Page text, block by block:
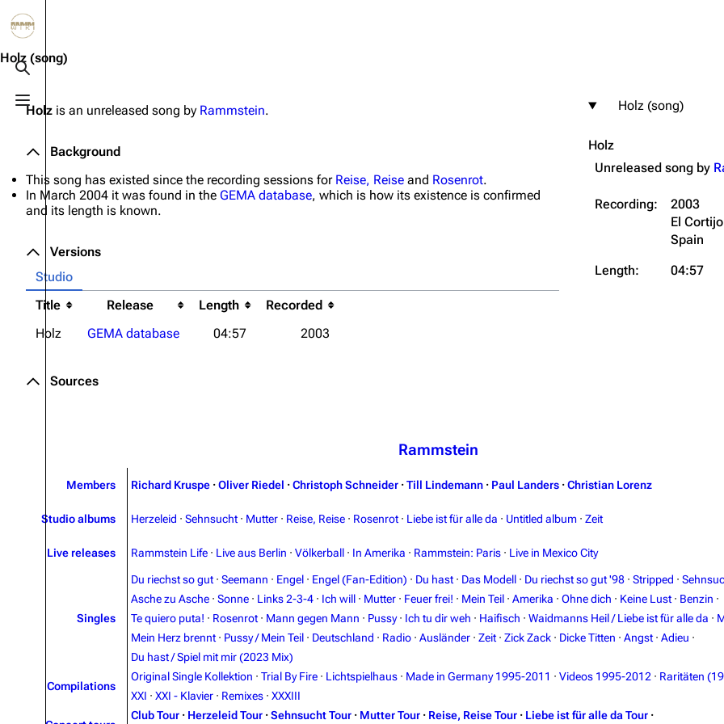
Toggle search
Toggle menu
Navigation
Main page
Blog
On this day
Rammstein
Discography
Videography
Merchandise
Discography
Videography
Discography
Videography
Merchandise
Till Lindemann
Information
Discography
Videography
Tour dates
Members
Oliver Riedel
Holz (song)
Holz (song)
Holz
Unreleased song by
Recording:
2003
El
Spain
Length:
04:57
Holz is an unreleased song by Rammstein.
Background
This song has existed since the recording sessions for Reise, Reise and Rosenrot.
In March 2004 it was found in the GEMA database, which is how its existence is confirmed
and its length is known.
Versions
Studio
Title
Release Length
Recorded
Holz
GEMA database 04:57 2003
Sources
Rammstein
Members Richard Kruspe · Oliver Riedel · Christoph Schneider · Till Lindemann · Paul Landers · Christian Lorenz
Studio albums Herzeleid · Sehnsucht · Mutter · Reise, Reise · Rosenrot · Liebe ist für alle da · Untitled album · Zeit
Live releases Rammstein Life · Live aus Berlin · Völkerball · In Amerika · Rammstein: Paris · Live in Mexico City
Singles
Du riechst so gut · Seemann · Engel · Engel (Fan-Edition) · Du hast · Das Modell · Du riechst so gut '98 · Stripped ·
Asche zu Asche · Sonne · Links 2-3-4 · Ich will · Mutter · Feuer frei! · Mein Teil · Amerika · Ohne dich · Keine Lust · Benzin ·
Te quiero puta! · Rosenrot · Mann gegen Mann · Pussy · Ich tu dir weh · Haifisch · Waidmanns Heil / Liebe ist für alle da ·
Mein Herz brennt · Pussy / Mein Teil · Deutschland · Radio · Ausländer · Zeit · Zick Zack · Dicke Titten · Angst · Adieu ·
Du hast / Spiel mit mir (2023 Mix)
Compilations
Original Single Kollektion · Trial By Fire · Lichtspielhaus · Made in Germany 1995-2011 · Videos 1995-2012 · Raritäten
XXI · XXI - Klavier · Remixes · XXXIII
Club Tour · Herzeleid Tour · Sehnsucht Tour · Mutter Tour · Reise, Reise Tour · Liebe ist für alle da Tour ·